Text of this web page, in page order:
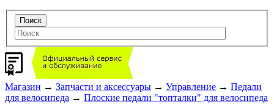
Магазин → Запчасти и аксессуары → Управление → Педали
для велосипеда → Плоские педали "топталки" для велосипеда